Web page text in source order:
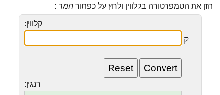
הזן את הטמפרטורה בקלווין ולחץ על כפתורהמר:
קלווין:
רנגין: